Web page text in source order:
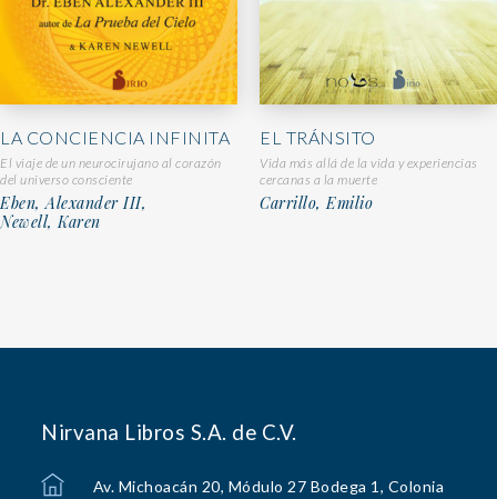
LA CONCIENCIA INFINITA
El viaje de un neurocirujano al corazón
del universo consciente
Eben, Alexander III,
Newell, Karen
EL TRÁNSITO
Vida más allá de la vida y experiencias
cercanas a la muerte
Carrillo, Emilio
Nirvana Libros S.A. de C.V.
Av. Michoacán 20, Módulo 27 Bodega 1, Colonia